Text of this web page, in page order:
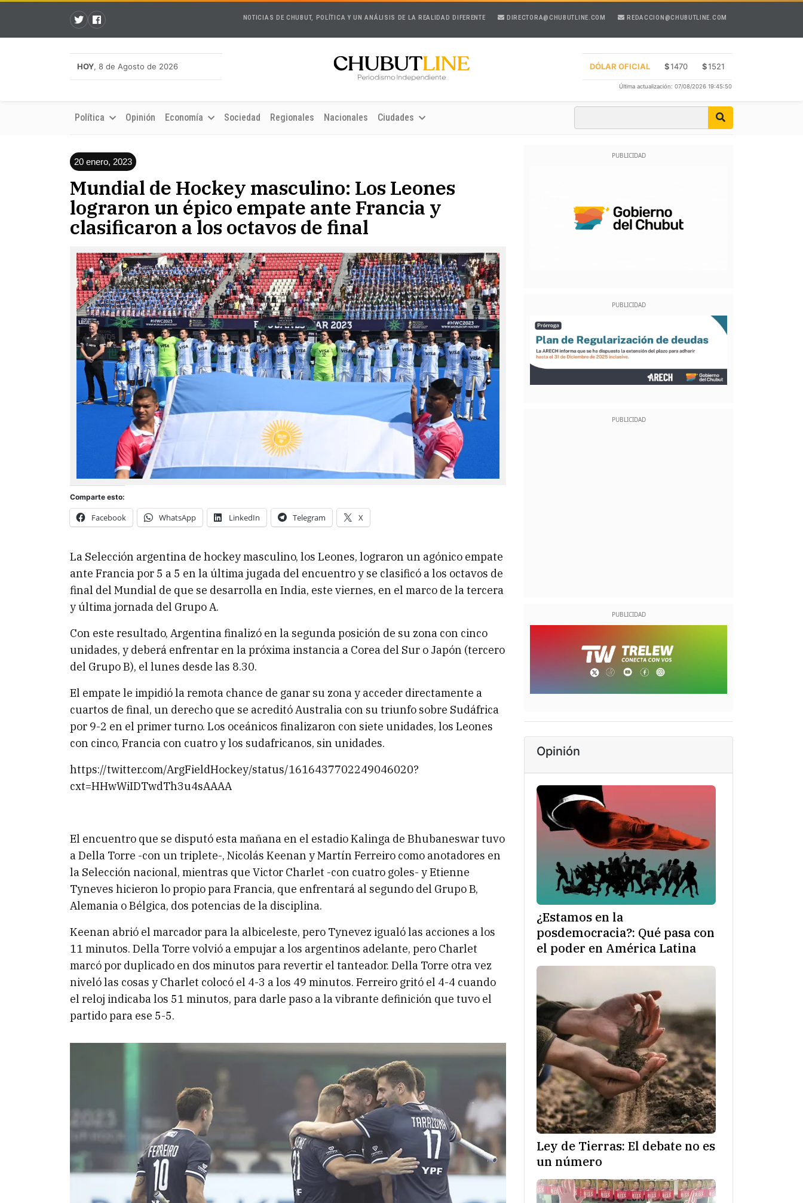
NOTICIAS DE CHUBUT, POLÍTICA Y UN ANÁLISIS DE LA REALIDAD DIFERENTE DIRECTORA@CHUBUTLINE.COM REDACCION@CHUBUTLINE.COM
HOY, 8 de Agosto de 2026 DÓLAR OFICIAL $1470 $1521
Última actualización: 07/08/2026 19:45:50
Política Opinión Economía Sociedad Regionales Nacionales Ciudades
20 enero, 2023
Mundial de Hockey masculino: Los Leones
lograron un épico empate ante Francia y
clasificaron a los octavos de final
Comparte esto:
Facebook WhatsApp LinkedIn Telegram X
La Selección argentina de hockey masculino, los Leones, lograron un agónico empate
ante Francia por 5 a 5 en la última jugada del encuentro y se clasificó a los octavos de
final del Mundial de que se desarrolla en India, este viernes, en el marco de la tercera
y última jornada del Grupo A.
Con este resultado, Argentina finalizó en la segunda posición de su zona con cinco
unidades, y deberá enfrentar en la próxima instancia a Corea del Sur o Japón (tercero
del Grupo B), el lunes desde las 8.30.
El empate le impidió la remota chance de ganar su zona y acceder directamente a
cuartos de final, un derecho que se acreditó Australia con su triunfo sobre Sudáfrica
por 9-2 en el primer turno. Los oceánicos finalizaron con siete unidades, los Leones
con cinco, Francia con cuatro y los sudafricanos, sin unidades.
https://twitter.com/ArgFieldHockey/status/1616437702249046020?
cxt=HHwWiIDTwdTh3u4sAAAA
El encuentro que se disputó esta mañana en el estadio Kalinga de Bhubaneswar tuvo
a Della Torre -con un triplete-, Nicolás Keenan y Martín Ferreiro como anotadores en
la Selección nacional, mientras que Victor Charlet -con cuatro goles- y Etienne
Tyneves hicieron lo propio para Francia, que enfrentará al segundo del Grupo B,
Alemania o Bélgica, dos potencias de la disciplina.
Keenan abrió el marcador para la albiceleste, pero Tynevez igualó las acciones a los
11 minutos. Della Torre volvió a empujar a los argentinos adelante, pero Charlet
marcó por duplicado en dos minutos para revertir el tanteador. Della Torre otra vez
niveló las cosas y Charlet colocó el 4-3 a los 49 minutos. Ferreiro gritó el 4-4 cuando
el reloj indicaba los 51 minutos, para darle paso a la vibrante definición que tuvo el
partido para ese 5-5.
Opinión
¿Estamos en la
posdemocracia?: Qué pasa con
el poder en América Latina
Ley de Tierras: El debate no es
un número